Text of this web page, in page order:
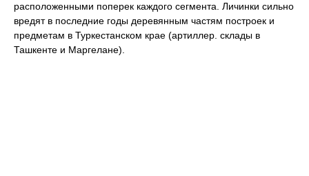
расположенными поперек каждого сегмента. Личинки сильно
вредят в последние годы деревянным частям построек и
предметам в Туркестанском крае (артиллер. склады в
Ташкенте и Маргелане).